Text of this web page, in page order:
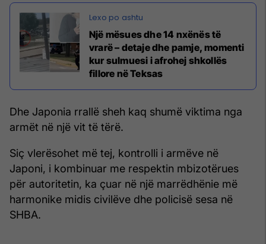
Një mësues dhe 14 nxënës të
vrarë – detaje dhe pamje, momenti
kur sulmuesi i afrohej shkollës
fillore në Teksas
Dhe Japonia rrallë sheh kaq shumë viktima nga
armët në një vit të tërë.
Siç vlerësohet më tej, kontrolli i armëve në
Japoni, i kombinuar me respektin mbizotërues
për autoritetin, ka çuar në një marrëdhënie më
harmonike midis civilëve dhe policisë sesa në
SHBA.